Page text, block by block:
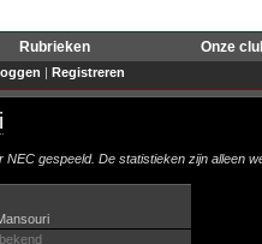
Rubrieken Onze
| Registreren
gespeeld. De statistieken zijn alleen